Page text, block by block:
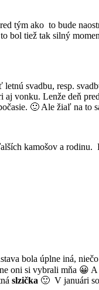
tým ako to bude
bol tiež tak silný
svadbu, resp.
vonku. Lenže deň
🙂 Ale žiaľ na to
kamošov a
bola úplne iná,
oni si vybrali mňa 😀
slzička 🙂 V januári